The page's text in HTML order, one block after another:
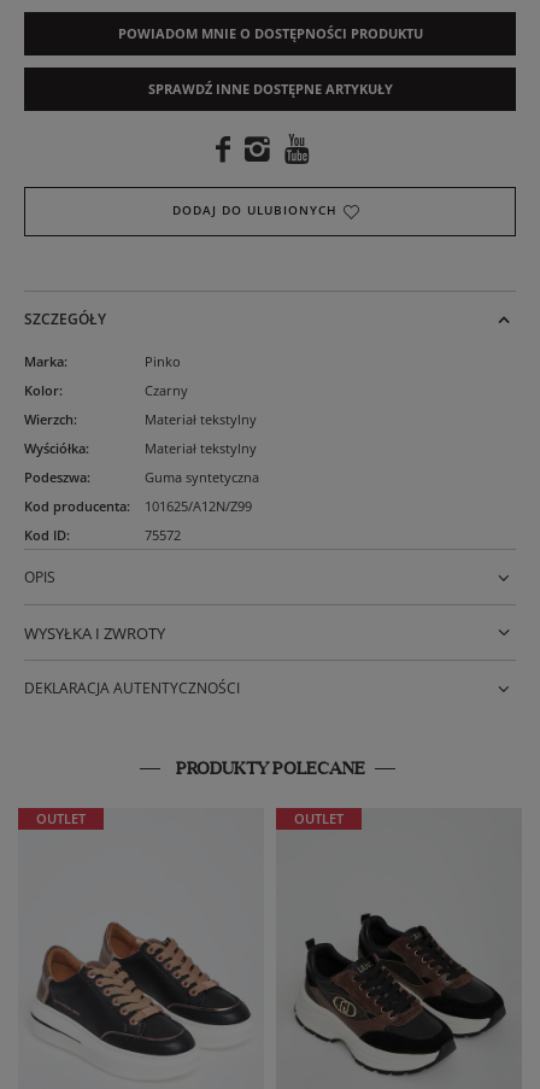
POWIADOM MNIE O DOSTĘPNOŚCI PRODUKTU
SPRAWDŹ INNE DOSTĘPNE ARTYKUŁY
DODAJ DO ULUBIONYCH
SZCZEGÓŁY
Marka:
Pinko
Kolor:
Czarny
Wierzch:
Materiał tekstylny
Wyściółka:
Materiał tekstylny
Podeszwa:
Guma syntetyczna
Kod producenta:
101625/A12N/Z99
Kod ID: 75572
OPIS
WYSYŁKA I ZWROTY
DEKLARACJA AUTENTYCZNOŚCI
PRODUKTY POLECANE
OUTLET OUTLET